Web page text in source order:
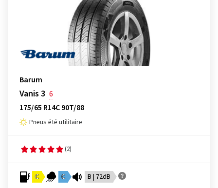
Barum
Vanis 3 6
175/65 R14C 90T/88
Pneus été utilitaire
(2)
C C B | 72dB